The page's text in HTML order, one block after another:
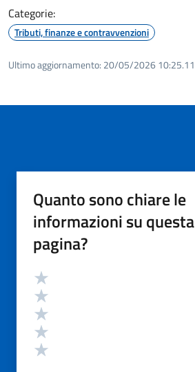
Categorie:
Tributi, finanze e contravvenzioni
Ultimo aggiornamento: 20/05/2026 10:25.11
Quanto sono chiare le
informazioni su questa
pagina?
Valutazione